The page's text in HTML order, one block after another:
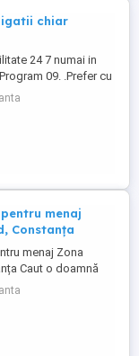
chiar
24 7 numai in
09. .Prefer cu
usor de ajuns zona
in apartament 2
menaj
Constanța
menaj Zona
Caut o doamnă
simț al
colaborare pe
săptămână, în zona
Atribuții